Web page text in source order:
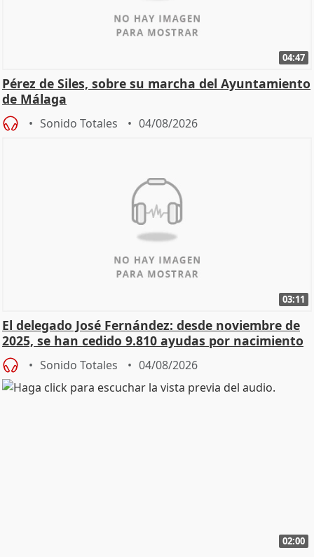
04:47
Pérez de Siles, sobre su marcha del Ayuntamiento
de Málaga
Sonido Totales 04/08/2026
03:11
El delegado José Fernández: desde noviembre de
2025, se han cedido 9.810 ayudas por nacimiento
Sonido Totales 04/08/2026
02:00